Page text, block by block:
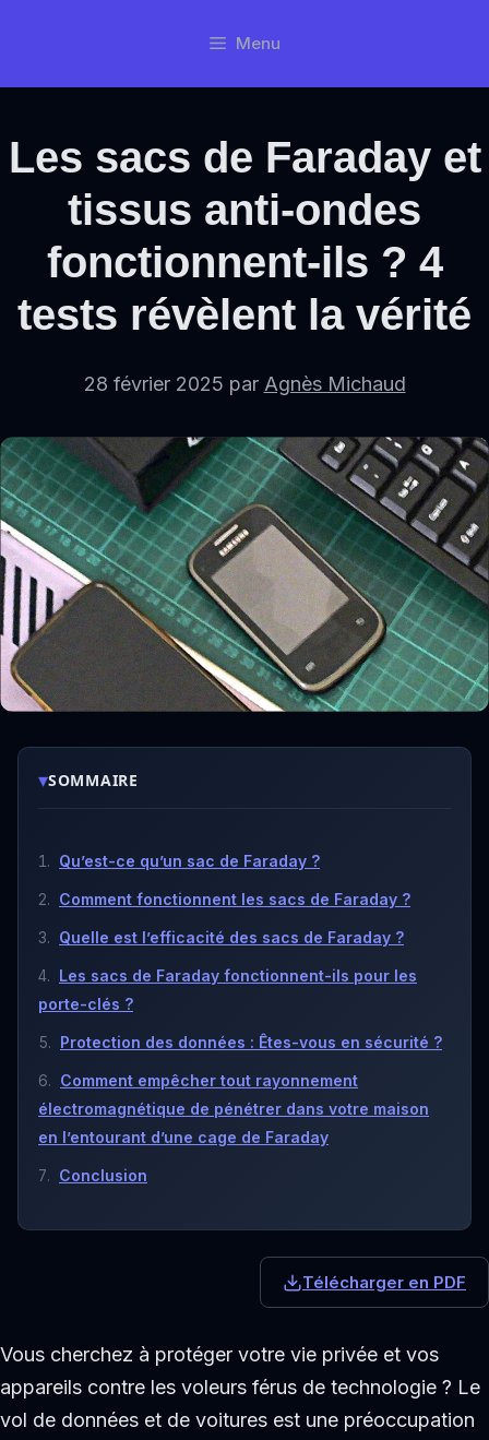
Menu
Les sacs de Faraday et
tissus anti-ondes
fonctionnent-ils ? 4
tests révèlent la vérité
28 février 2025 par Agnès Michaud
▾SOMMAIRE
Qu’est-ce qu’un sac de Faraday ?
Comment fonctionnent les sacs de Faraday ?
Quelle est l’efficacité des sacs de Faraday ?
Les sacs de Faraday fonctionnent-ils pour les
porte-clés ?
Protection des données : Êtes-vous en sécurité ?
Comment empêcher tout rayonnement
électromagnétique de pénétrer dans votre maison
en l’entourant d’une cage de Faraday
Conclusion
Télécharger en PDF
Vous cherchez à protéger votre vie privée et vos
appareils contre les voleurs férus de technologie ? Le
vol de données et de voitures est une préoccupation